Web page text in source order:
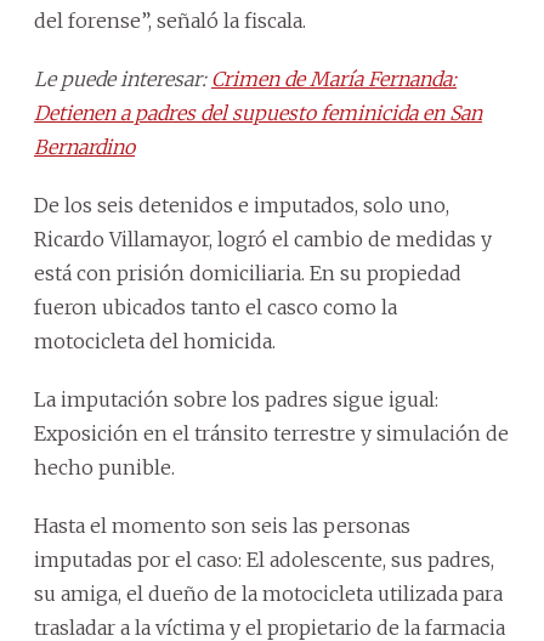
del forense”, señaló la fiscala.
Le puede interesar: Crimen de María Fernanda:
Detienen a padres del supuesto feminicida en San
Bernardino
De los seis detenidos e imputados, solo uno,
Ricardo Villamayor, logró el cambio de medidas y
está con prisión domiciliaria. En su propiedad
fueron ubicados tanto el casco como la
motocicleta del homicida.
La imputación sobre los padres sigue igual:
Exposición en el tránsito terrestre y simulación de
hecho punible.
Hasta el momento son seis las personas
imputadas por el caso: El adolescente, sus padres,
su amiga, el dueño de la motocicleta utilizada para
trasladar a la víctima y el propietario de la farmacia